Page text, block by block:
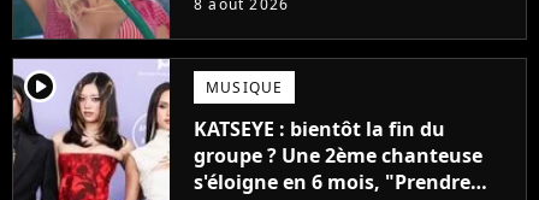
8 août 2026
player2 MUSIQUE
KATSEYE : bientôt la fin du
groupe ? Une 2ème chanteuse
s'éloigne en 6 mois, "Prendre